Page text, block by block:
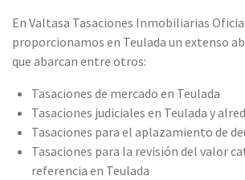
En Valtasa Tasaciones Inmobiliarias
proporcionamos en Teulada un extenso
que abarcan entre otros:
Tasaciones de mercado en Teulada
Tasaciones judiciales en Teulada y
Tasaciones para el aplazamiento de
Tasaciones para la revisión del valor
referencia en Teulada